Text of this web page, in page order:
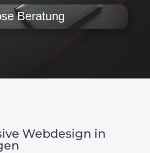
Beratung
Webdesign in